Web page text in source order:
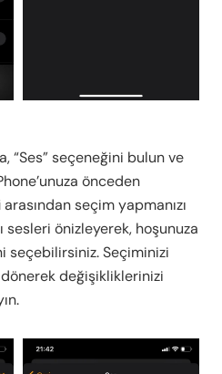
“Ses” seçeneğini bulun ve
önceden
arasından seçim yapmanızı
sesleri önizleyerek, hoşunuza
seçebilirsiniz. Seçiminizi
değişikliklerinizi